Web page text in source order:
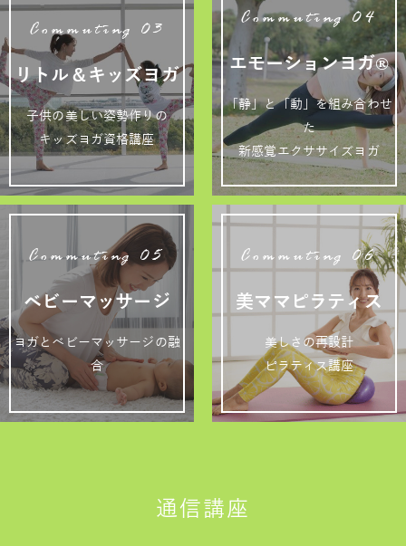
Commuting 03
リトル＆キッズヨガ
子供の美しい姿勢作りの
キッズヨガ資格講座
Commuting 04
エモーションヨガ®
「静」と「動」を組み合わせ
た
新感覚エクササイズヨガ
Commuting 05
ベビーマッサージ
ヨガとベビーマッサージの融
合
Commuting 06
美ママピラティス
美しさの再設計
ピラティス講座
通信講座